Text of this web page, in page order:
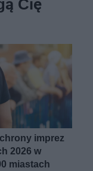
Cię
imprez
2026 w
miastach